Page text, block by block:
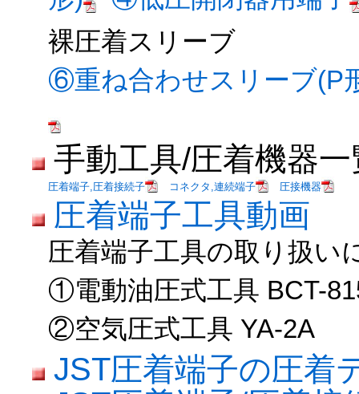
裸圧着スリーブ
⑥重ね合わせスリーブ(P
手動工具/圧着機器一
圧着端子,圧着接続子 コネクタ,連続端子 圧接機器
圧着端子工具動画
圧着端子工具の取り扱い
①電動油圧式工具 BCT-
②空気圧式工具 YA-2A
JST圧着端子の圧着